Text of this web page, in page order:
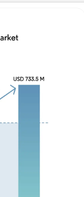
Mordor Intelligence. O reuso